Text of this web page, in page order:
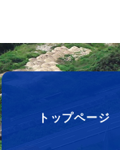
トップページ